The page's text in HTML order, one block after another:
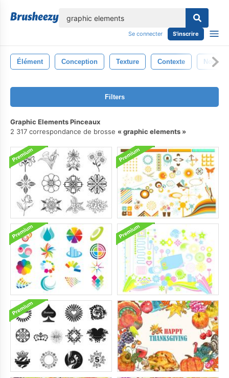
Se connecter S'inscrire
Élément Conception Texture Contexte Noir
Filters
Graphic Elements Pinceaux
2 317 correspondance de brosse
graphic elements